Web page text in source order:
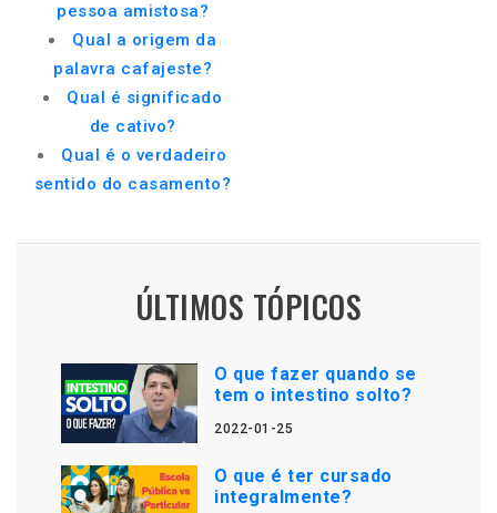
pessoa amistosa?
Qual a origem da
palavra cafajeste?
Qual é significado
de cativo?
Qual é o verdadeiro
sentido do casamento?
ÚLTIMOS TÓPICOS
O que fazer quando se
tem o intestino solto?
2022-01-25
O que é ter cursado
integralmente?